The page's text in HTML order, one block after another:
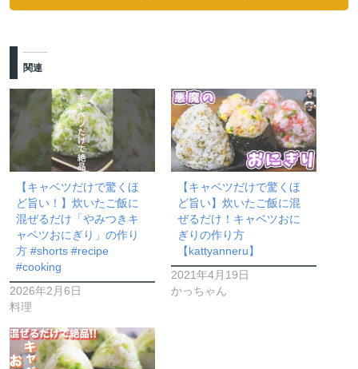
関連
【キャベツだけで驚くほ
ど旨い！】炊いたご飯に
混ぜるだけ「やみつきキ
ャベツおにぎり」の作り
方 #shorts #recipe
#cooking
2026年2月6日
料理
【キャベツだけで驚くほ
ど旨い】炊いたご飯に混
ぜるだけ！キャベツおに
ぎりの作り方
【kattyanneru】
2021年4月19日
かっちゃん